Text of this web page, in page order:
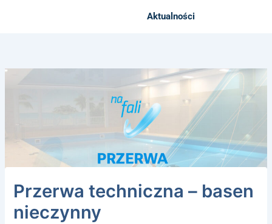
Aktualności
Przerwa techniczna – basen
nieczynny